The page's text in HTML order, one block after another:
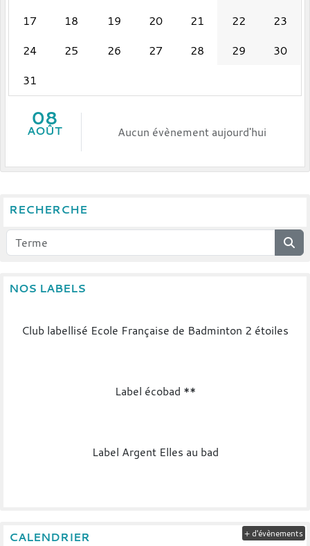
17
18 19 20 21 22
23
24
25 26 27 28 29
30
31
08
AOÛT Aucun évènement aujourd'hui
RECHERCHE
NOS LABELS
Club labellisé Ecole Française de Badminton 2 étoiles
Label écobad **
Label Argent Elles au bad
CALENDRIER + d'évènements